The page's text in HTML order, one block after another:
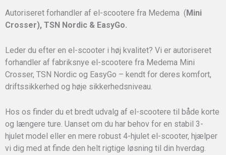
Autoriseret forhandler af el-scootere fra Medema ( Mini
Crosser), TSN Nordic & EasyGo.
Leder du efter en el-scooter i høj kvalitet? Vi er autoriseret
forhandler af fabriksnye el-scootere fra Medema Mini
Crosser, TSN Nordic og EasyGo – kendt for deres komfort,
driftssikkerhed og høje sikkerhedsniveau.
Hos os finder du et bredt udvalg af el-scootere til både korte
og længere ture. Uanset om du har behov for en stabil 3-
hjulet model eller en mere robust 4-hjulet el-scooter, hjælper
vi dig med at finde den helt rigtige løsning til din hverdag.